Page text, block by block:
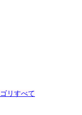
リすべて